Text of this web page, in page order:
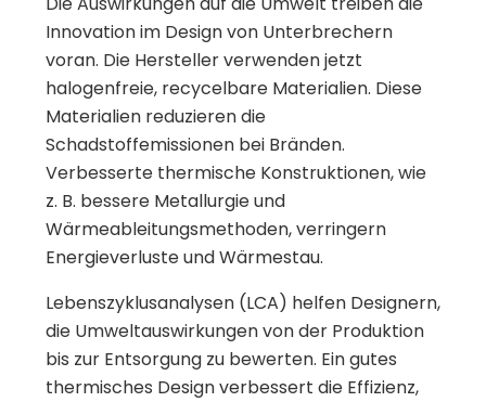
Innovation im Design von Unterbrechern
voran. Die Hersteller verwenden jetzt
halogenfreie, recycelbare Materialien. Diese
Materialien reduzieren die
Schadstoffemissionen bei Bränden.
Verbesserte thermische Konstruktionen, wie
z. B. bessere Metallurgie und
Wärmeableitungsmethoden, verringern
Energieverluste und Wärmestau.
Lebenszyklusanalysen (LCA) helfen Designern,
die Umweltauswirkungen von der Produktion
bis zur Entsorgung zu bewerten. Ein gutes
thermisches Design verbessert die Effizienz,